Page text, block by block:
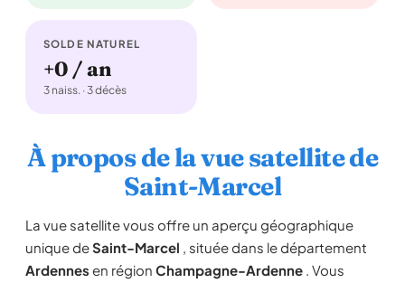
SOLDE NATUREL
+0 / an
3 naiss. · 3 décès
À propos de la vue satellite de
Saint-Marcel
La vue satellite vous offre un aperçu géographique
unique deSaint-Marcel , située dans le département
Ardennes en région Champagne-Ardenne . Vous